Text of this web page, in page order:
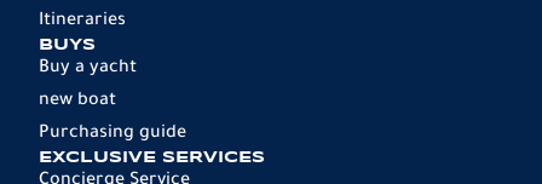
Itineraries
BUYS
Buy a yacht
new boat
Purchasing guide
EXCLUSIVE SERVICES